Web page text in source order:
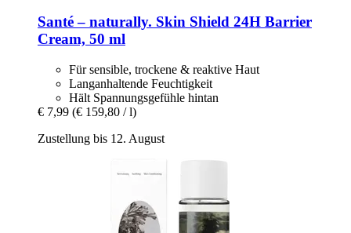
Santé – naturally. Skin Shield 24H Barrier
Cream, 50 ml
Für sensible, trockene & reaktive Haut
Langanhaltende Feuchtigkeit
Hält Spannungsgefühle hintan
€ 7,99 (€ 159,80 / l)
Zustellung bis 12. August